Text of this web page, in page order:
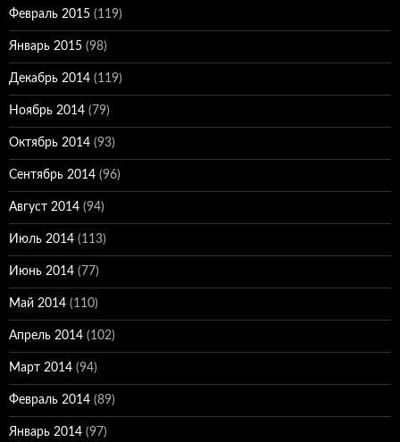
Февраль 2015 (119)
Январь 2015 (98)
Декабрь 2014 (119)
Ноябрь 2014 (79)
Октябрь 2014 (93)
Сентябрь 2014 (96)
Август 2014 (94)
Июль 2014 (113)
Июнь 2014 (77)
Май 2014 (110)
Апрель 2014 (102)
Март 2014 (94)
Февраль 2014 (89)
Январь 2014 (97)